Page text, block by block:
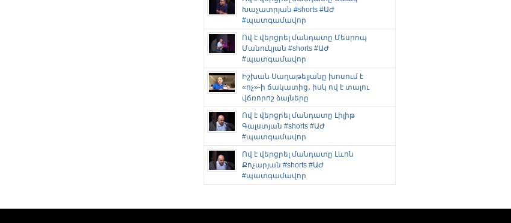
Խաչատրյան #shorts #ԱԺ
#պատգամավոր
Ով է վերցրել մանդատը Մեսրոպ
Մանուկյան #shorts #ԱԺ
#պատգամավոր
Իշխան Սաղաթելյանը խոսում է
«ոչ»-ի ճակատից․ իսկ ով է տալու
վճռորոշ ձայները
Ով է վերցրել մանդատը Լիլիթ
Գալստյան #shorts #ԱԺ
#պատգամավոր
Ով է վերցրել մանդատը Լևոն
Քոչարյան #shorts #ԱԺ
#պատգամավոր